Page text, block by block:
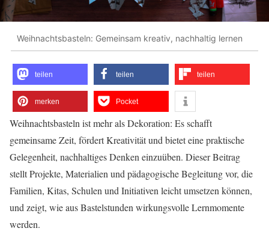
Weihnachtsbasteln: Gemeinsam kreativ, nachhaltig lernen
teilen teilen teilen
merken Pocket
Weihnachtsbasteln ist mehr als Dekoration: Es schafft
gemeinsame Zeit, fördert Kreativität und bietet eine praktische
Gelegenheit, nachhaltiges Denken einzuüben. Dieser Beitrag
stellt Projekte, Materialien und pädagogische Begleitung vor, die
Familien, Kitas, Schulen und Initiativen leicht umsetzen können,
und zeigt, wie aus Bastelstunden wirkungsvolle Lernmomente
werden.